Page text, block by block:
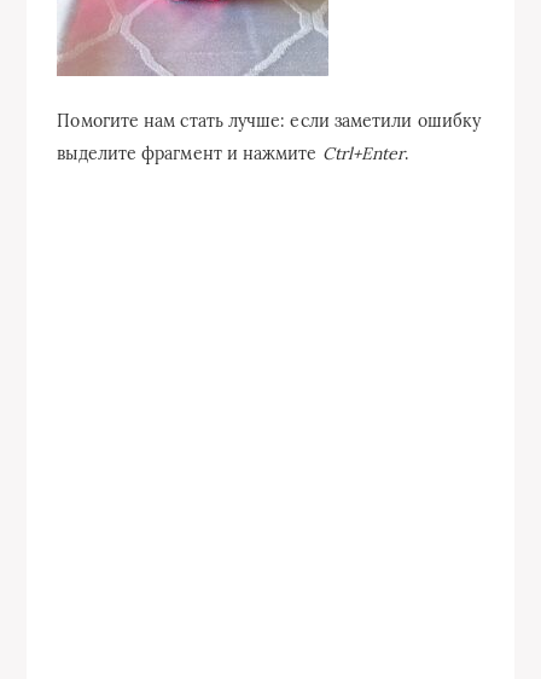
Помогите нам стать лучше: если заметили ошибку
выделите фрагмент и нажмите Ctrl+Enter.